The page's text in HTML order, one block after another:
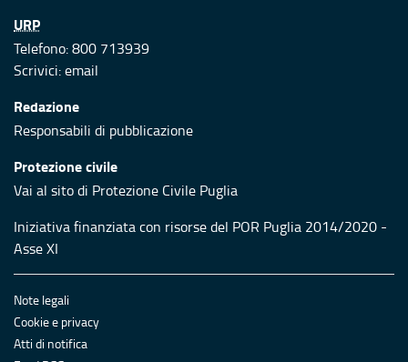
URP
Telefono: 800 713939
Scrivici:email
Redazione
Responsabili di pubblicazione
Protezione civile
Vai al sito di Protezione Civile Puglia
Iniziativa finanziata con risorse del POR Puglia 2014/2020 -
Asse XI
Note legali
Cookie e privacy
Atti di notifica